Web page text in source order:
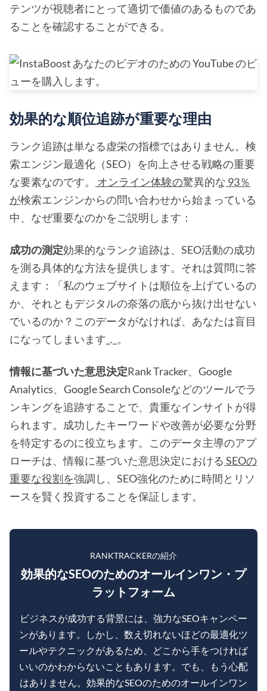
テンツが視聴者にとって適切で価値のあるものであ
ることを確認することができる。
効果的な順位追跡が重要な理由
ランク追跡は単なる虚栄の指標ではありません。検
索エンジン最適化（SEO）を向上させる戦略の重要
な要素なのです。
オンライン体験の驚異的な 93％
が検索エンジンからの問い合わせから始まっている
中、なぜ重要なのかをご説明します：
成功の測定効果的なランク追跡は、SEO活動の成功
を測る具体的な方法を提供します。それは質問に答
えます：「私のウェブサイトは順位を上げているの
か、それともデジタルの奈落の底から抜け出せない
でいるのか？このデータがなければ、あなたは盲目
になってしまいます_._。
情報に基づいた意思決定Rank Tracker、Google
Analytics、Google Search Consoleなどのツールでラ
ンキングを追跡することで、貴重なインサイトが得
られます。成功したキーワードや改善が必要な分野
を特定するのに役立ちます。このデータ主導のアプ
ローチは、情報に基づいた意思決定における SEOの
重要な役割を強調し、SEO強化のために時間とリソ
ースを賢く投資することを保証します。
RANKTRACKERの紹介
効果的なSEOのためのオールインワン・プ
ラットフォーム
ビジネスが成功する背景には、強力なSEOキャンペー
ンがあります。しかし、数え切れないほどの最適化ツ
ールやテクニックがあるため、どこから手をつければ
いいのかわからないこともあります。でも、もう心配
はありません。効果的なSEOのためのオールインワン